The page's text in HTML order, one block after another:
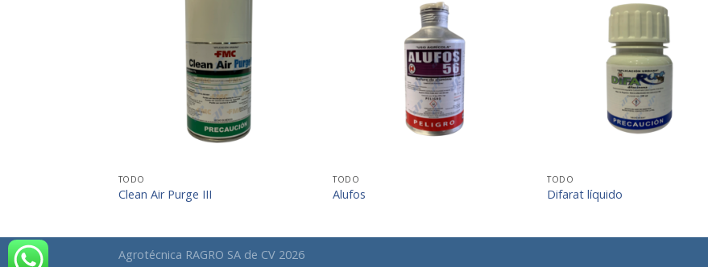
TODO
Clean Air Purge III
TODO
Alufos
TODO
Difarat líquido
Agrotécnica RAGRO SA de CV 2026